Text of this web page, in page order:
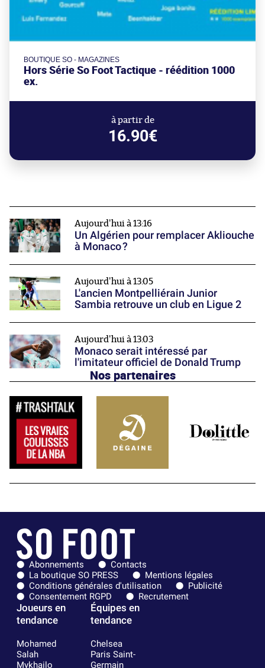
BOUTIQUE SO - MAGAZINES
Hors Série So Foot Tactique - réédition 1000
ex.
à partir de
16.90€
Aujourd'hui à 13:16
Un Algérien pour remplacer Akliouche
à Monaco ?
Aujourd'hui à 13:05
L'ancien Montpelliérain Junior
Sambia retrouve un club en Ligue 2
Aujourd'hui à 13:03
Monaco serait intéressé par
l'imitateur officiel de Donald Trump
Nos partenaires
Abonnements
Contacts
La boutique SO PRESS
Mentions légales
Conditions générales d'utilisation
Publicité
Consentement RGPD
Recrutement
Joueurs en
tendance
Mohamed
Salah
Mykhailo
Équipes en
tendance
Chelsea
Paris Saint-
Germain